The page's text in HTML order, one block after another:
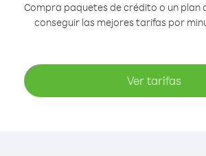
Compra paquetes de crédito o un plan
conseguir las mejores tarifas por
Ver tarifas